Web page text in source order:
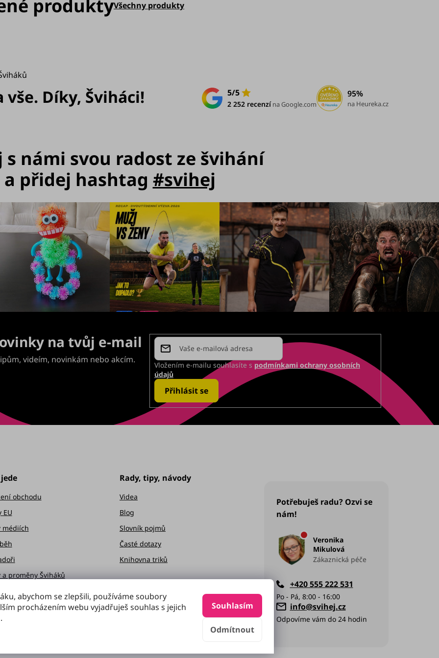
abychom se zlepšili, používáme soubory
procházením webu vyjadřuješ souhlas s jejich
Odmítnout
Souhlasím
produktyVšechny produkty
Díky, Šviháci! 5/5
2 252 recenzína Google.com
95%
na Heureka.cz
s námi svou radost ze švihání
a přidej hashtag #svihej
Vložením e-mailu souhlasíte s podmínkami ochrany osobních
údajů
Přihlásit se
obchodu
EU
médiích
a proměny Šviháků
Švihej
Rady, tipy, návody
Videa
Blog
Slovník pojmů
Časté dotazy
Knihovna triků
Potřebuješ radu? Ozvi se
nám!
Veronika
Mikulová
Zákaznická péče
info@svihej.cz
+420 555 222 531